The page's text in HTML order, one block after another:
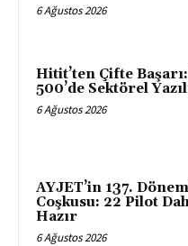
6 Ağustos 2026
Hitit’ten Çifte
500’de Sektörel
6 Ağustos 2026
AYJET’in 137.
Coşkusu: 22 Pilot
Hazır
6 Ağustos 2026